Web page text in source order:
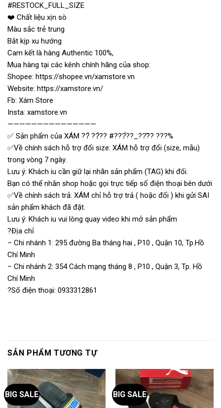
#RESTOCK_FULL_SIZE
❤️ Chất liệu xịn sò
Màu sắc trẻ trung
Bắt kịp xu hướng
Cam kết là hàng Authentic 100%,
Mua hàng tại các kênh chính hãng của shop:
Shopee: https://shopee.vn/xamstore.vn
Website: https://xamstore.vn/
Fb: Xám Store
Insta: xamstore.vn
———————————————
✅ Sản phẩm của XÁM ??̀ ??̀?? #???́??_??̃?? ???%
✅Về chính sách hỗ trợ đổi size: XÁM hỗ trợ đổi (size, mẫu)
trong vòng 7 ngày.
Lưu ý: Khách iu cần giữ lại nhãn sản phẩm (TAG) khi đổi.
Bạn có thể nhắn shop hoặc gọi trực tiếp số điện thoại bên dưới
✅Về chính sách trả: XÁM chỉ hỗ trợ trả ( hoặc đổi ) khi gửi SAI
sản phẩm khách đã đặt.
Lưu ý: Khách iu vui lòng quay video khi mở sản phẩm
?Địa chỉ
– Chi nhánh 1: 295 đường Ba tháng hai , P10 , Quận 10, Tp.Hồ
Chí Minh
– Chi nhánh 2: 354 Cách mạng tháng 8 , P10 , Quận 3, Tp. Hồ
Chí Minh
?Số điện thoại: 0933312861
SẢN PHẨM TƯƠNG TỰ
BIG SALE BIG SALE